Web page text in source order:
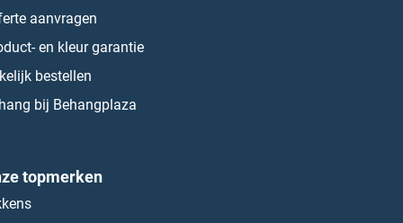
aanvragen
en kleur garantie
bestellen
bij Behangplaza
topmerken